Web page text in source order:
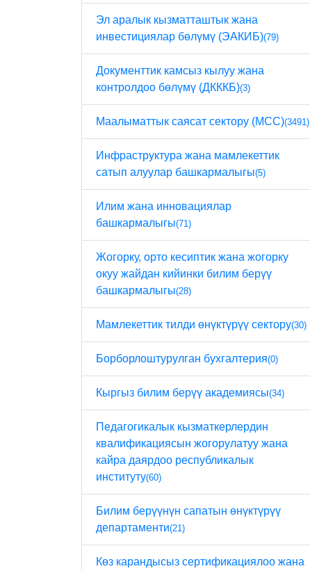
Эл аралык кызматташтык жана
инвестициялар бөлүмү (ЭАКИБ)(79)
Документтик камсыз кылуу жана
контролдоо бөлүмү (ДКККБ)(3)
Маалыматтык саясат сектору (МСС)(3491)
Инфраструктура жана мамлекеттик
сатып алуулар башкармалыгы(5)
Илим жана инновациялар
башкармалыгы(71)
Жогорку, орто кесиптик жана жогорку
окуу жайдан кийинки билим берүү
башкармалыгы(28)
Мамлекеттик тилди өнүктүрүү сектору(30)
Борборлоштурулган бухгалтерия(0)
Кыргыз билим берүү академиясы(34)
Педагогикалык кызматкерлердин
квалификациясын жогорулатуу жана
кайра даярдоо республикалык
институту(60)
Билим берүүнүн сапатын өнүктүрүү
департаменти(21)
Көз карандысыз сертификациялоо жана